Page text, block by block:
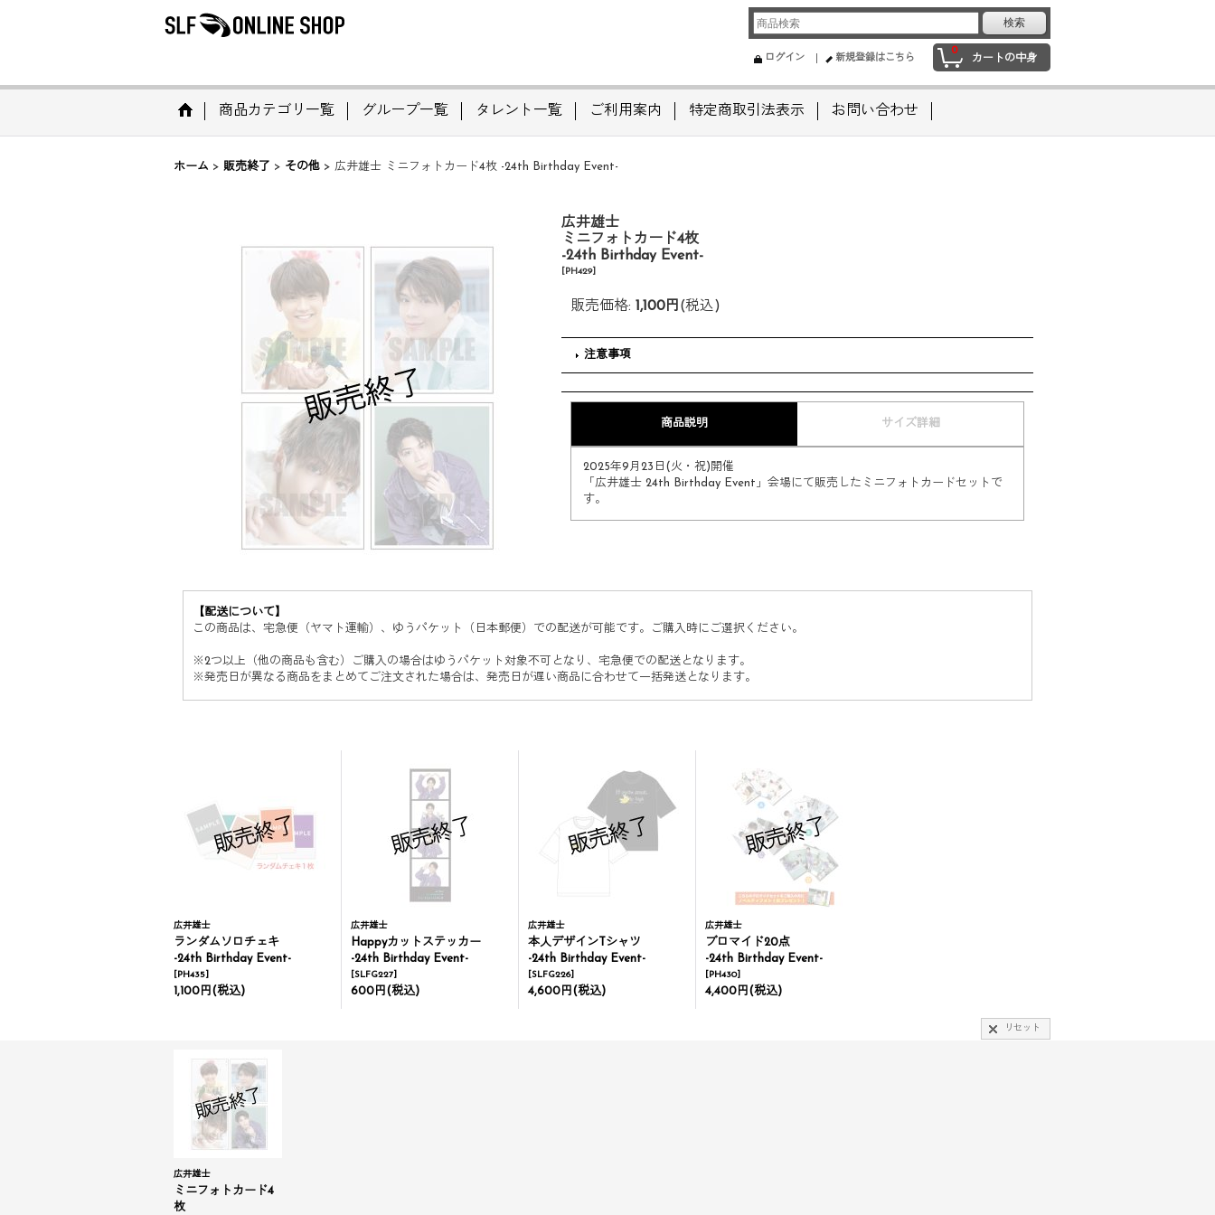
0
カートの中身
ログイン 新規登録はこちら
商品カテゴリ一覧 グループ一覧 タレント一覧 ご利用案内 特定商取引法表示 お問い合わせ
ホーム > 販売終了 > その他 > 広井雄士 ミニフォトカード4枚 -24th Birthday Event-
広井雄士
ミニフォトカード4枚
-24th Birthday Event-
[PH429]
販売価格: 1,100円 (税込)
注意事項
商品説明 サイズ詳細
2025年9月23日(火・祝)開催
「広井雄士 24th Birthday Event」会場にて販売したミニフォトカードセットで
す。​​​​
【配送について】
この商品は、宅急便（ヤマト運輸）、ゆうパケット（日本郵便）での配送が可能です。ご購入時にご選択ください。
※2つ以上（他の商品も含む）ご購入の場合はゆうパケット対象不可となり、宅急便での配送となります。
※発売日が異なる商品をまとめてご注文された場合は、発売日が遅い商品に合わせて一括発送となります。
広井雄士
ランダムソロチェキ
-24th Birthday Event-
[PH435]
1,100円 (税込)
広井雄士
Happyカットステッカー
-24th Birthday Event-
[SLFG227]
600円 (税込)
広井雄士
本人デザインTシャツ
-24th Birthday Event-
[SLFG226]
4,600円 (税込)
広井雄士
ブロマイド20点
-24th Birthday Event-
[PH430]
4,400円 (税込)
リセット
広井雄士
ミニフォトカード4
枚